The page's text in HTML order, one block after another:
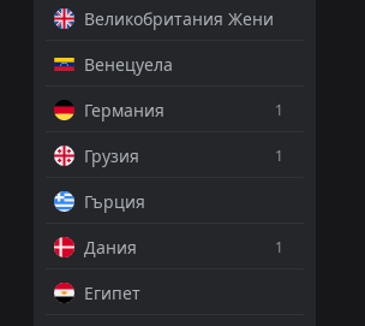
Великобритания Жени
Венецуела
Германия
1
Грузия 1
Гърция
Дания
1
Египет